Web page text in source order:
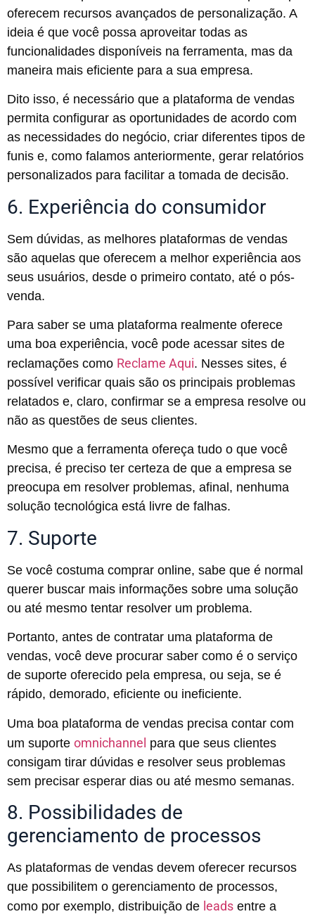
oferecem recursos avançados de personalização. A
ideia é que você possa aproveitar todas as
funcionalidades disponíveis na ferramenta, mas da
maneira mais eficiente para a sua empresa.
Dito isso, é necessário que a plataforma de vendas
permita configurar as oportunidades de acordo com
as necessidades do negócio, criar diferentes tipos de
funis e, como falamos anteriormente, gerar relatórios
personalizados para facilitar a tomada de decisão.
6. Experiência do consumidor
Sem dúvidas, as melhores plataformas de vendas
são aquelas que oferecem a melhor experiência aos
seus usuários, desde o primeiro contato, até o pós-
venda.
Para saber se uma plataforma realmente oferece
uma boa experiência, você pode acessar sites de
reclamações como Reclame Aqui. Nesses sites, é
possível verificar quais são os principais problemas
relatados e, claro, confirmar se a empresa resolve ou
não as questões de seus clientes.
Mesmo que a ferramenta ofereça tudo o que você
precisa, é preciso ter certeza de que a empresa se
preocupa em resolver problemas, afinal, nenhuma
solução tecnológica está livre de falhas.
7. Suporte
Se você costuma comprar online, sabe que é normal
querer buscar mais informações sobre uma solução
ou até mesmo tentar resolver um problema.
Portanto, antes de contratar uma plataforma de
vendas, você deve procurar saber como é o serviço
de suporte oferecido pela empresa, ou seja, se é
rápido, demorado, eficiente ou ineficiente.
Uma boa plataforma de vendas precisa contar com
um suporte omnichannel para que seus clientes
consigam tirar dúvidas e resolver seus problemas
sem precisar esperar dias ou até mesmo semanas.
8. Possibilidades de
gerenciamento de processos
As plataformas de vendas devem oferecer recursos
que possibilitem o gerenciamento de processos,
como por exemplo, distribuição de leads entre a